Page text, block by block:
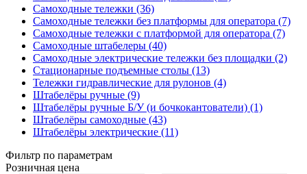
Самоходные тележки (36)
Самоходные тележки без платформы для оператора (7)
Самоходные тележки с платформой для оператора (7)
Самоходные штабелеры (40)
Самоходные электрические тележки без площадки (2)
Стационарные подъемные столы (13)
Тележки гидравлические для рулонов (4)
Штабелёры ручные (9)
Штабелёры ручные Б/У (и бочкокантователи) (1)
Штабелёры самоходные (43)
Штабелёры электрические (11)
Фильтр по параметрам
Розничная цена